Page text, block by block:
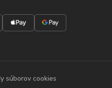
súborov cookies